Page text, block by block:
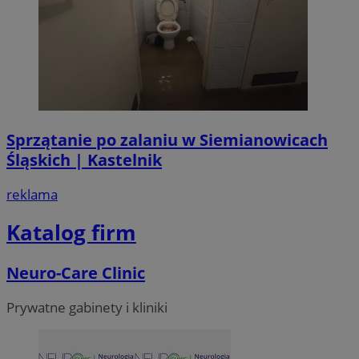
Sprzątanie po zalaniu w Siemianowicach
Śląskich | Kastelnik
reklama
Katalog firm
Neuro-Care Clinic
Prywatne gabinety i kliniki